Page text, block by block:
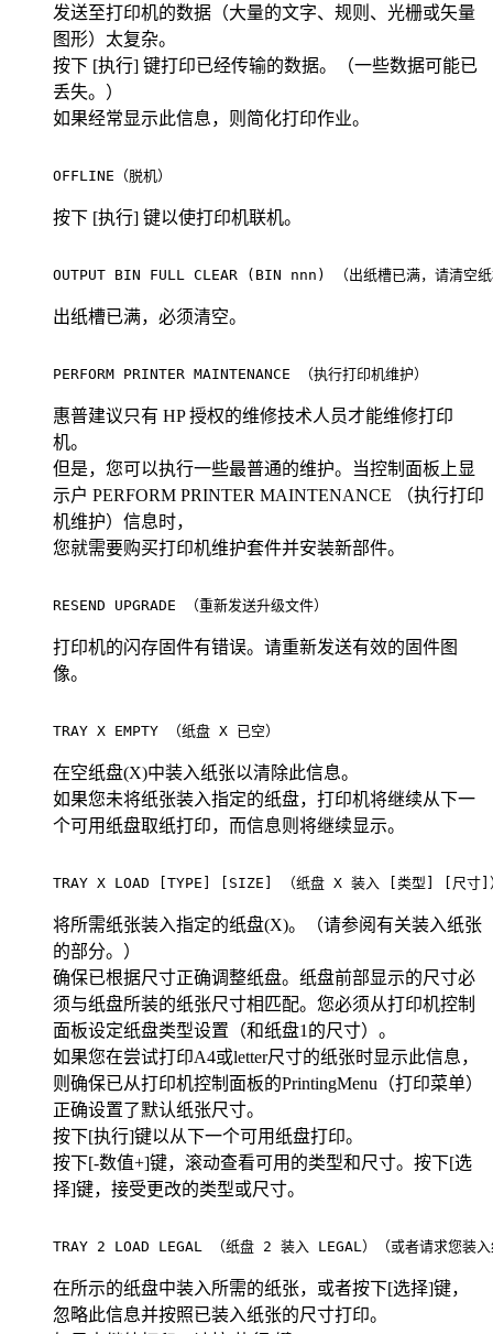
发送至打印机的数据（大量的文字、规则、光栅或矢量
图形）太复杂。
按下 [执行] 键打印已经传输的数据。（一些数据可能已
丢失。）
如果经常显示此信息，则简化打印作业。
OFFLINE
按下 [执行] 键以使打印机联机。
OUTPUT BIN FULL CLEAR
出纸槽已满，必须清空。
PERFORM PRINTER
惠普建议只有 HP 授权的维修技术人员才能维修打印
机。
但是，您可以执行一些最普通的维护。当控制面板上显
示户 PERFORM PRINTER MAINTENANCE （执行打印
机维护）信息时，
您就需要购买打印机维护套件并安装新部件。
RESEND
打印机的闪存固件有错误。请重新发送有效的固件图
像。
TRAY X
在空纸盘(X)中装入纸张以清除此信息。
如果您未将纸张装入指定的纸盘，打印机将继续从下一
个可用纸盘取纸打印，而信息则将继续显示。
TRAY X LOAD
将所需纸张装入指定的纸盘(X)。（请参阅有关装入纸张
的部分。）
确保已根据尺寸正确调整纸盘。纸盘前部显示的尺寸必
须与纸盘所装的纸张尺寸相匹配。您必须从打印机控制
面板设定纸盘类型设置（和纸盘1的尺寸）。
如果您在尝试打印A4或letter尺寸的纸张时显示此信息，
则确保已从打印机控制面板的PrintingMenu（打印菜单）
正确设置了默认纸张尺寸。
按下[执行]键以从下一个可用纸盘打印。
按下[-数值+]键，滚动查看可用的类型和尺寸。按下[选
择]键，接受更改的类型或尺寸。
TRAY 2 LOAD LEGAL （纸
在所示的纸盘中装入所需的纸张，或者按下[选择]键，
忽略此信息并按照已装入纸张的尺寸打印。